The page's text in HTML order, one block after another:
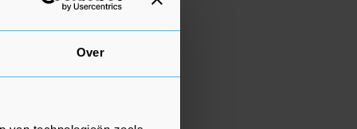
Over